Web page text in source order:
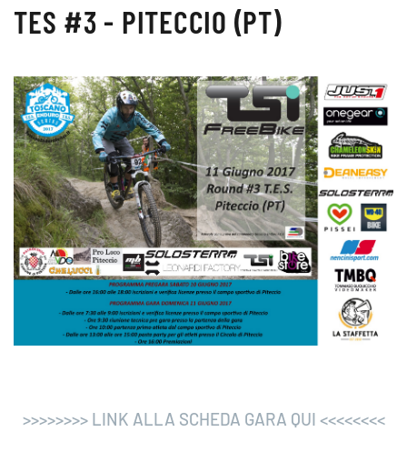
TES #3 - PITECCIO (PT)
>>>>>>>> LINK ALLA SCHEDA GARA QUI <<<<<<<<